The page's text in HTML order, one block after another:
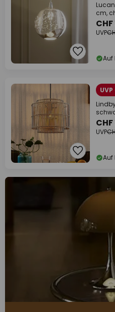
cm,
UVP
Auf
UVP
Auf